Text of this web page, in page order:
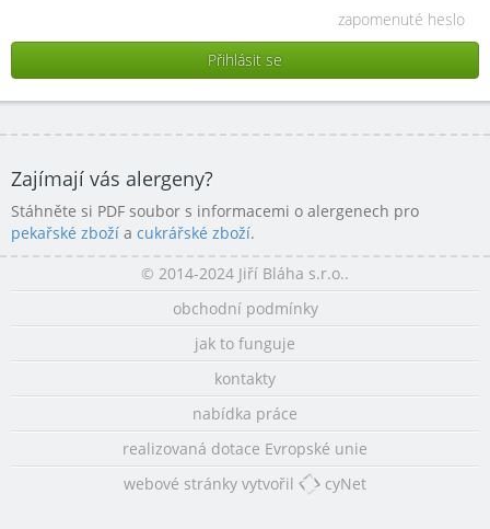
zapomenuté heslo
Zajímají vás alergeny?
Stáhněte si PDF soubor s informacemi o alergenech pro
pekařské zboží a cukrářské zboží.
© 2014-2024 Jiří Bláha s.r.o..
obchodní podmínky
jak to funguje
kontakty
nabídka práce
realizovaná dotace Evropské unie
webové stránky vytvořil
cyNet